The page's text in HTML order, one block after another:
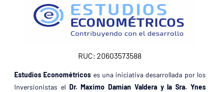
RUC: 20603573588
Estudios Econométricos es una iniciativa desarrollada por los
Inversionistas el Dr. Maximo Damian Valdera y la Sra. Ynes